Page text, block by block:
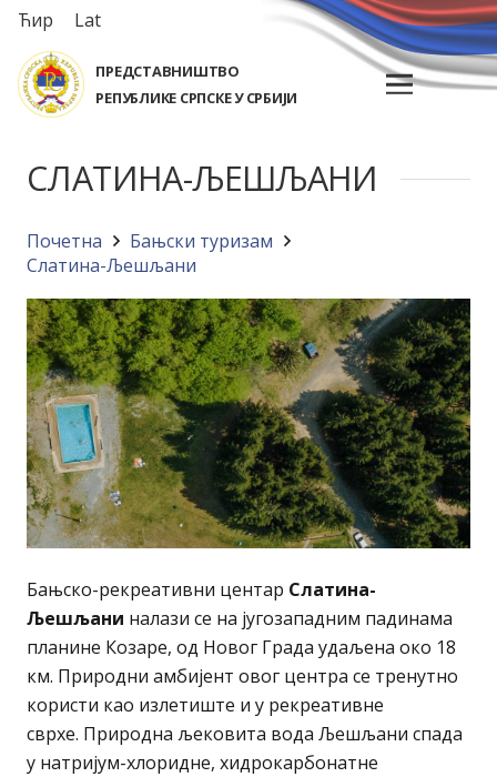
Ћир Lat
ПРЕДСТАВНИШТВО
РЕПУБЛИКЕ СРПСКЕ У СРБИЈИ
СЛАТИНА-ЉЕШЉАНИ
Почетна
Бањски туризам
Слатина-Љешљани
Бањско-рекреативни центар Слатина-
Љешљани налази се на југозападним падинама
планине Козаре, од Новог Града удаљена око 18
км. Природни амбијент овог центра се тренутно
користи као излетиште и у рекреативне
сврхе. Природна љековита вода Љешљани спада
у натријум-хлоридне, хидрокарбонатне